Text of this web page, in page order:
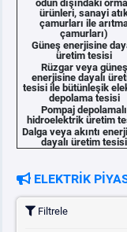
odun dışındaki
ürünleri, sanayi
çamurları ile
çamurları)
Güneş enerjisine
üretim tesisi
Rüzgar veya güneş
enerjisine dayalı
tesisi ile bütünleşik
depolama tesisi
Pompaj depolamalı
hidroelektrik üretim
Dalga veya akıntı
dayalı üretim tesisi
ELEKTRİK
Filtrele